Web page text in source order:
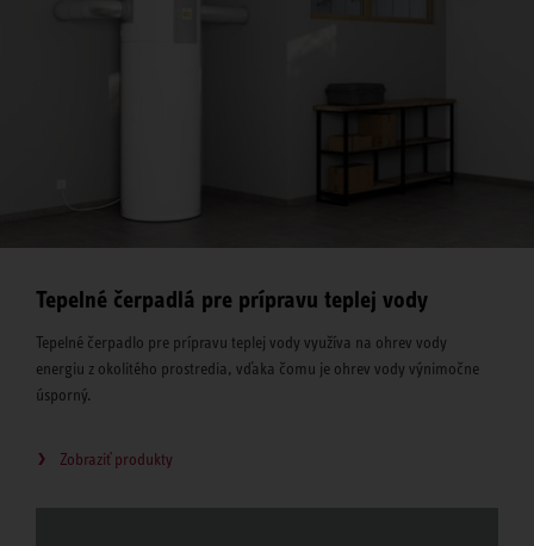
Tepelné čerpadlá pre prípravu teplej vody
Tepelné čerpadlo pre prípravu teplej vody využíva na ohrev vody
energiu z okolitého prostredia, vďaka čomu je ohrev vody výnimočne
úsporný.
Zobraziť produkty